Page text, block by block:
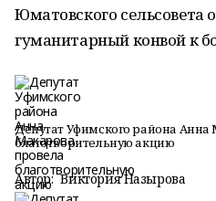
Юматовского сельсовета
гуманитарный конвой к
Депутат Уфимского района Анна
благотворительную акцию
Автор: Виктория Назырова